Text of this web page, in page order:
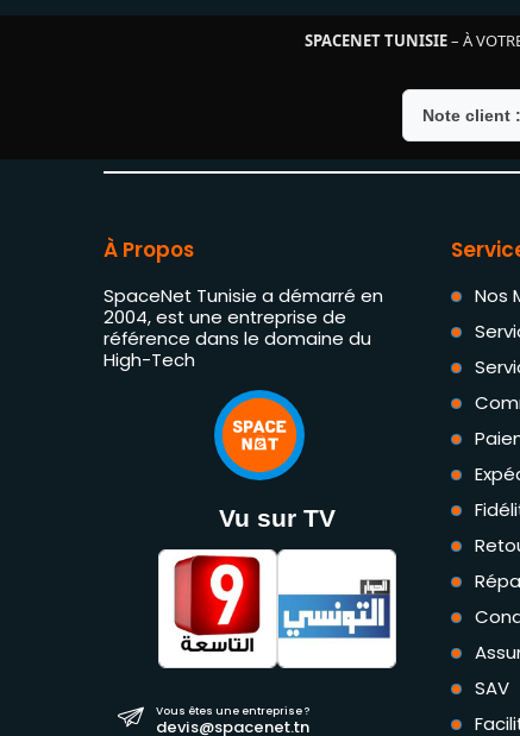
SPACENET TUNISIE– À
Note client :
À Propos
SpaceNet Tunisie a démarré en
2004, est une entreprise de
référence dans le domaine du
High-Tech
Vu sur TV
Vous êtes une entreprise ?
devis@spacenet.tn
Nos
SAV